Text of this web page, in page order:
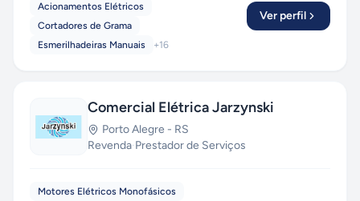
Acionamentos Elétricos
Cortadores de Grama
Esmerilhadeiras Manuais
+16
Ver perfil
Comercial Elétrica Jarzynski
Porto Alegre - RS
Revenda·Prestador de Serviços
Motores Elétricos Monofásicos